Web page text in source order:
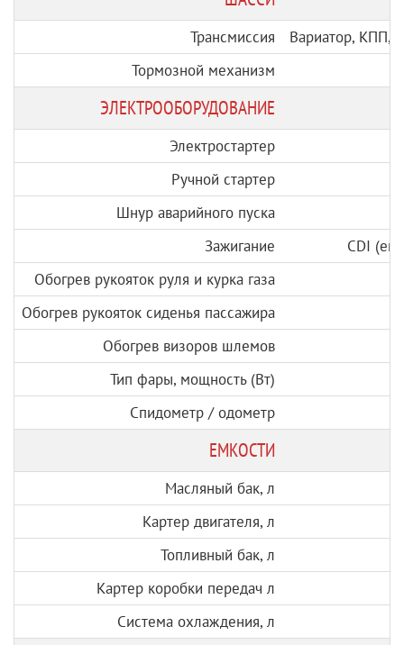
Трансмиссия
Вариатор, КПП,
Тормозной механизм
ЭЛЕКТРООБОРУДОВАНИЕ
Электростартер
Ручной стартер
Шнур аварийного пуска
Зажигание
CDI
Обогрев рукояток руля и курка газа
Обогрев рукояток сиденья пассажира
Обогрев визоров шлемов
Тип фары, мощность (Вт)
Спидометр / одометр
ЕМКОСТИ
Масляный бак, л
Картер двигателя, л
Топливный бак, л
Картер коробки передач л
Система охлаждения, л